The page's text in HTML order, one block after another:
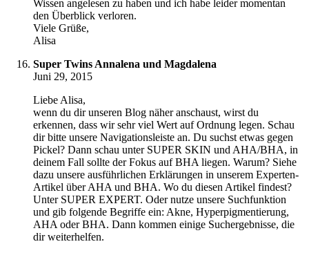
Wissen angelesen zu haben und ich habe leider momentan
den Überblick verloren.
Viele Grüße,
Alisa
Super Twins Annalena und Magdalena
Juni 29, 2015
Liebe Alisa,
wenn du dir unseren Blog näher anschaust, wirst du
erkennen, dass wir sehr viel Wert auf Ordnung legen. Schau
dir bitte unsere Navigationsleiste an. Du suchst etwas gegen
Pickel? Dann schau unter SUPER SKIN und AHA/BHA, in
deinem Fall sollte der Fokus auf BHA liegen. Warum? Siehe
dazu unsere ausführlichen Erklärungen in unserem Experten-
Artikel über AHA und BHA. Wo du diesen Artikel findest?
Unter SUPER EXPERT. Oder nutze unsere Suchfunktion
und gib folgende Begriffe ein: Akne, Hyperpigmentierung,
AHA oder BHA. Dann kommen einige Suchergebnisse, die
dir weiterhelfen.